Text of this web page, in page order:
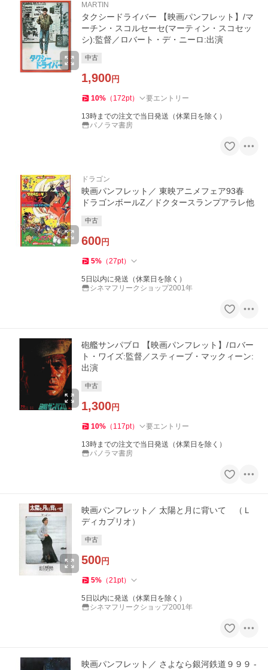
MARTIN
タクシードライバー 【映画パンフレット】/マ
ーチン・スコルセーセ(マーティン・スコセッ
シ):監督／ロバート・デ・ニーロ:出演
中古
1,900円
10% （ 172pt） 要エントリー
13時までの注文で当日発送（休業日を除く）
パノラマ書房
ドラゴン
映画パンフレット／ 東映アニメフェア93春
ドラゴンボールZ／ドクタースランプアラレ他
中古
600円
5% （27pt）
5日以内に発送（休業日を除く）
シネマフリークショップ2001年
砲艦サンパブロ 【映画パンフレット】/ロバー
ト・ワイズ:監督／スティーブ・マックィーン:
出演
中古
1,300円
10% （ 117pt） 要エントリー
13時までの注文で当日発送（休業日を除く）
パノラマ書房
映画パンフレット／ 太陽と月に背いて （Ｌ
ディカプリオ）
中古
500円
5% （21pt）
5日以内に発送（休業日を除く）
シネマフリークショップ2001年
映画パンフレット／ さよなら銀河鉄道９９９ -